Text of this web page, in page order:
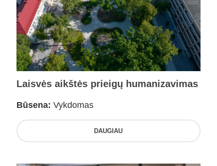
Laisvės aikštės prieigų humanizavimas
Būsena: Vykdomas
DAUGIAU